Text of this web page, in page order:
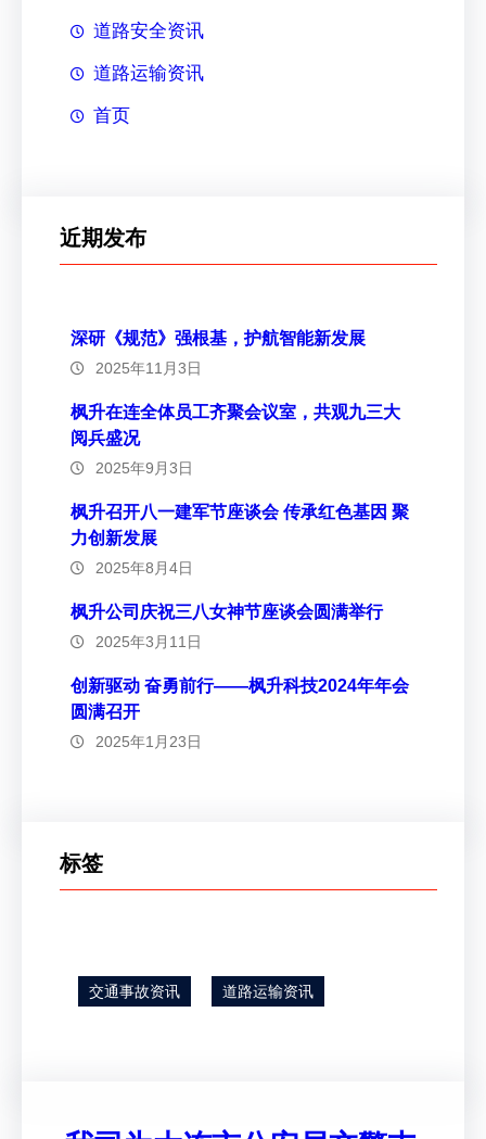
道路安全资讯
道路运输资讯
首页
近期发布
深研《规范》强根基，护航智能新发展
2025年11月3日
枫升在连全体员工齐聚会议室，共观九三大
阅兵盛况
2025年9月3日
枫升召开八一建军节座谈会 传承红色基因 聚
力创新发展
2025年8月4日
枫升公司庆祝三八女神节座谈会圆满举行
2025年3月11日
创新驱动 奋勇前行——枫升科技2024年年会
圆满召开
2025年1月23日
标签
交通事故资讯 道路运输资讯